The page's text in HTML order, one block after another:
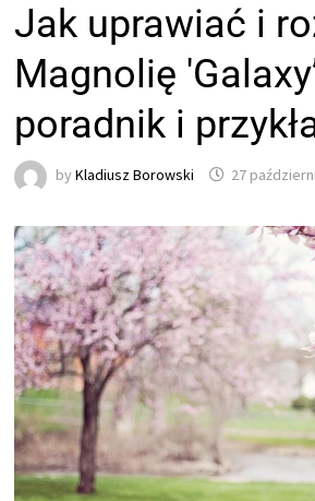
Jak uprawiać i
Magnolię
poradnik i
byKladiusz Borowski 27